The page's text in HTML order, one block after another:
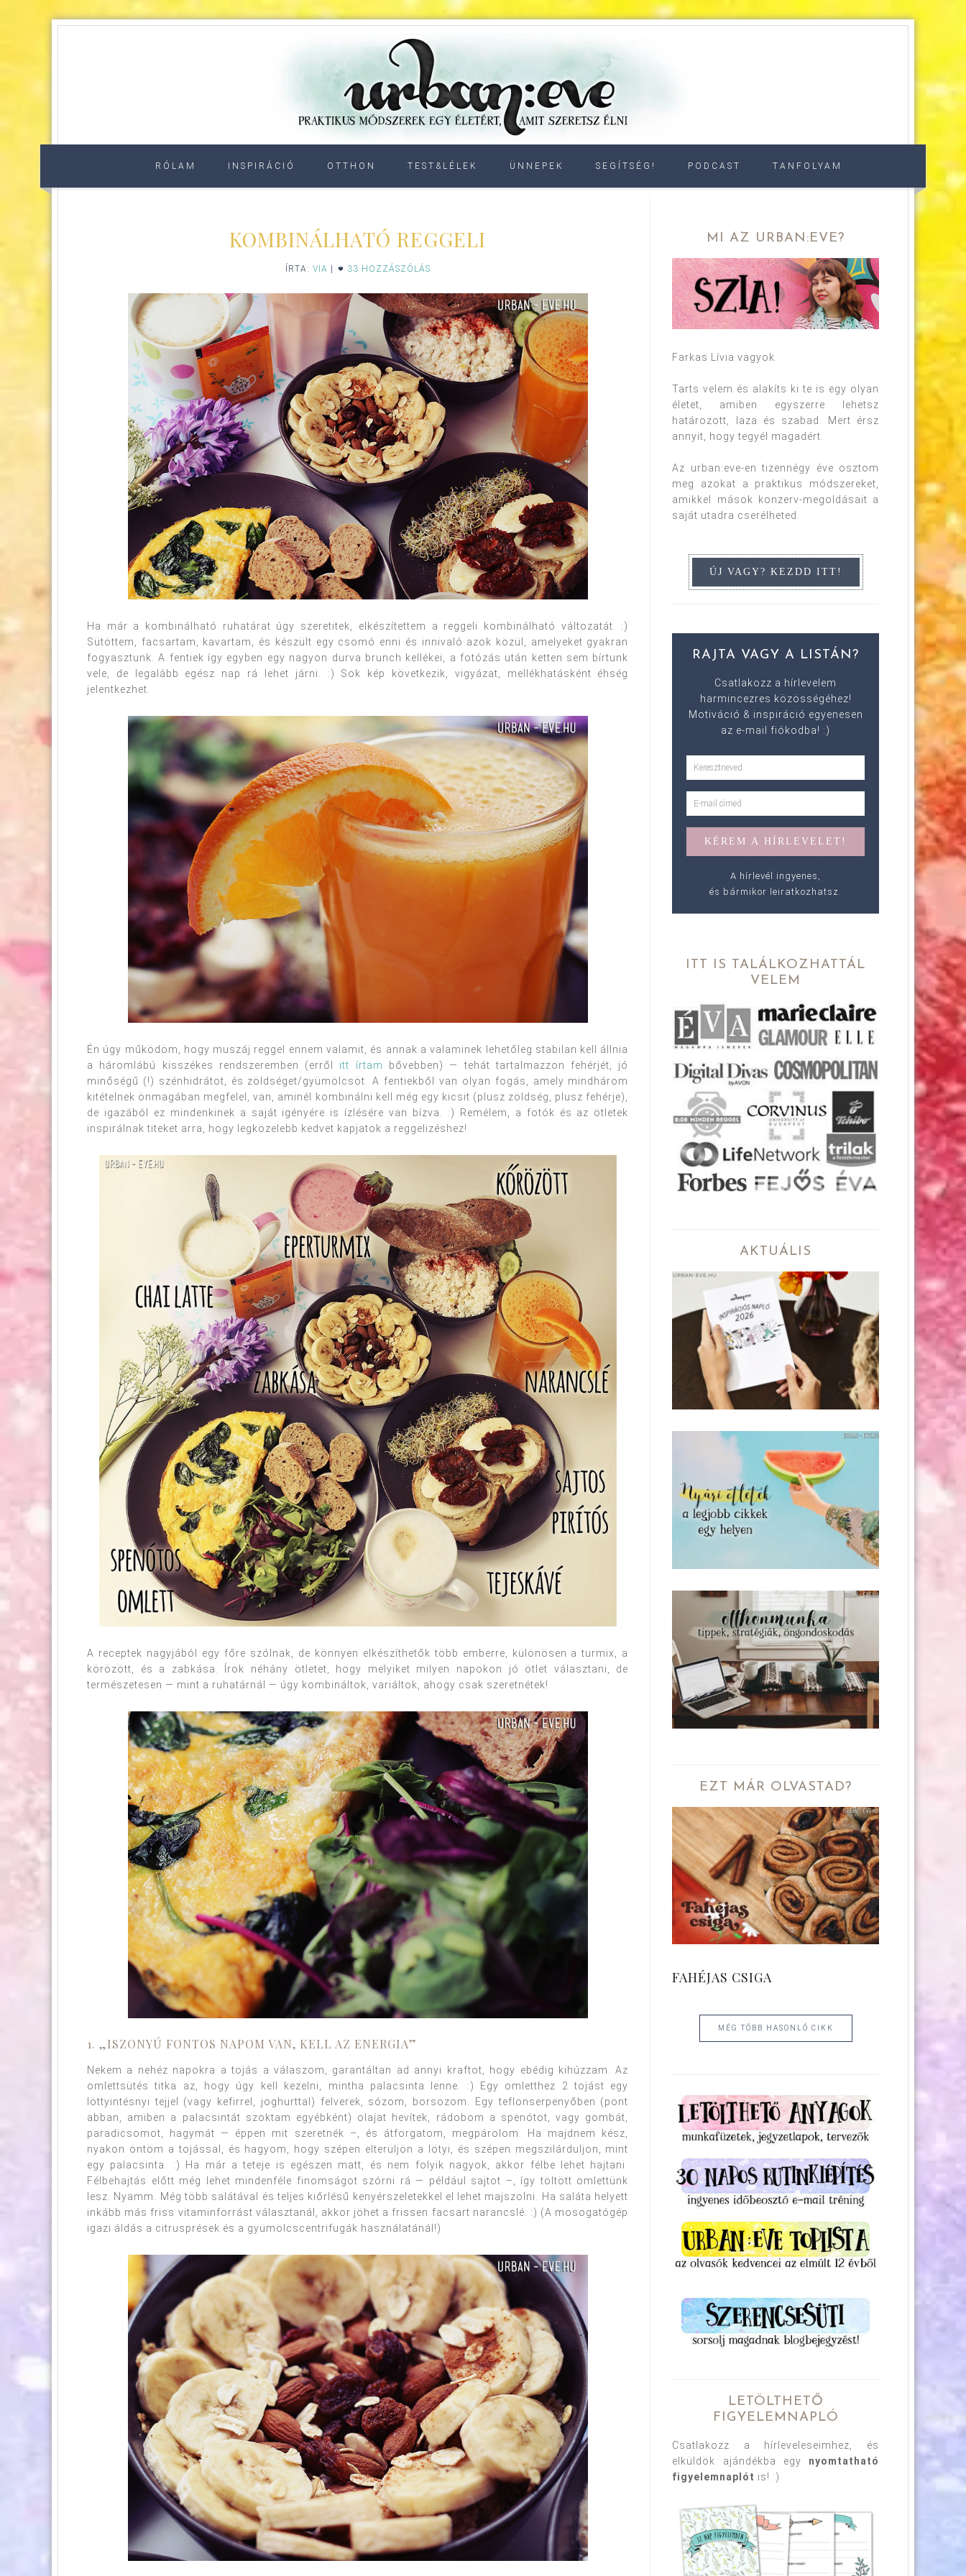
RÓLAM INSPIRÁCIÓ OTTHON TEST&LÉLEK ÜNNEPEK SEGÍTSÉG! PODCAST TANFOLYAM
KOMBINÁLHATÓ REGGELI
ÍRTA: VIA 33 HOZZÁSZÓLÁS
Ha már a kombinálható ruhatárat úgy szeretitek, elkészítettem a reggeli kombinálható változatát. :)
Sütöttem, facsartam, kavartam, és készült egy csomó enni és innivaló azok közül, amelyeket gyakran
fogyasztunk. A fentiek így egyben egy nagyon durva brunch kellékei, a fotózás után ketten sem bírtunk
vele, de legalább egész nap rá lehet járni. :) Sok kép következik, vigyázat, mellékhatásként éhség
jelentkezhet.
Én úgy működöm, hogy muszáj reggel ennem valamit, és annak a valaminek lehetőleg stabilan kell állnia
a háromlábú kisszékes rendszeremben (erről itt írtam
bővebben) — tehát tartalmazzon fehérjét, jó
minőségű (!) szénhidrátot, és zöldséget/gyümölcsöt. A fentiekből van olyan fogás, amely mindhárom
kitételnek önmagában megfelel, van, aminél kombinálni kell még egy kicsit (plusz zöldség, plusz fehérje),
de igazából ez mindenkinek a saját igényére is ízlésére van bízva. :) Remélem, a fotók és az ötletek
inspirálnak titeket arra, hogy legközelebb kedvet kapjatok a reggelizéshez!
A receptek nagyjából egy főre szólnak, de könnyen elkészíthetők több emberre, különösen a turmix, a
körözött, és a zabkása. Írok néhány ötletet, hogy melyiket milyen napokon jó ötlet választani, de
természetesen — mint a ruhatárnál — úgy kombináltok, variáltok, ahogy csak szeretnétek!
1. „ISZONYÚ FONTOS NAPOM VAN, KELL AZ ENERGIA”
Nekem a nehéz napokra a tojás a válaszom, garantáltan ad annyi kraftot, hogy ebédig kihúzzam. Az
omlettsütés titka az, hogy úgy kell kezelni, mintha palacsinta lenne. :) Egy omletthez 2 tojást egy
löttyintésnyi tejjel (vagy kefirrel, joghurttal) felverek, sózom, borsozom. Egy teflonserpenyőben (pont
abban, amiben a palacsintát szoktam egyébként) olajat hevítek, rádobom a spenótot, vagy gombát,
paradicsomot, hagymát — éppen mit szeretnék –, és átforgatom, megpárolom. Ha majdnem kész,
nyakon öntöm a tojással, és hagyom, hogy szépen elterüljön a lötyi, és szépen megszilárduljon, mint
egy palacsinta. :) Ha már a teteje is egészen matt, és nem folyik nagyok, akkor félbe lehet hajtani.
Félbehajtás előtt még lehet mindenféle finomságot szórni rá — például sajtot –, így töltött omlettünk
lesz. Nyamm. Még több salátával és teljes kiőrlésű kenyérszeletekkel el lehet majszolni. Ha saláta helyett
inkább más friss vitaminforrást választanál, akkor jöhet a frissen facsart narancslé. :) (A mosogatógép
igazi áldás a citrusprések és a gyümölcscentrifugák használatánál!)
MI AZ URBAN:EVE?
Farkas Lívia vagyok.
Tarts velem és alakíts ki te is egy olyan
életet, amiben egyszerre lehetsz
határozott, laza és szabad. Mert érsz
annyit, hogy tegyél magadért.
Az urban:eve-en tizennégy éve osztom
meg azokat a praktikus módszereket,
amikkel mások konzerv-megoldásait a
saját utadra cserélheted.
RAJTA VAGY A LISTÁN?
Csatlakozz a hírlevelem
harmincezres közösségéhez!
Motiváció & inspiráció egyenesen
az e-mail fiókodba! :)
A hírlevél ingyenes,
és bármikor leiratkozhatsz.
ITT IS TALÁLKOZHATTÁL
VELEM
AKTUÁLIS
EZT MÁR OLVASTAD?
FAHÉJAS CSIGA
MÉG TÖBB HASONLÓ CIKK
LETÖLTHETŐ
FIGYELEMNAPLÓ
Csatlakozz a hírleveleseimhez, és
elküldök ajándékba egy nyomtatható
figyelemnaplót is! :)